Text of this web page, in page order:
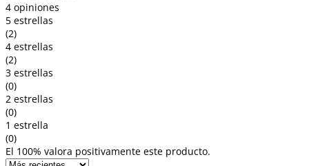
4 opiniones
5 estrellas
(2)
4 estrellas
(2)
3 estrellas
(0)
2 estrellas
(0)
1 estrella
(0)
El 100% valora positivamente este producto.